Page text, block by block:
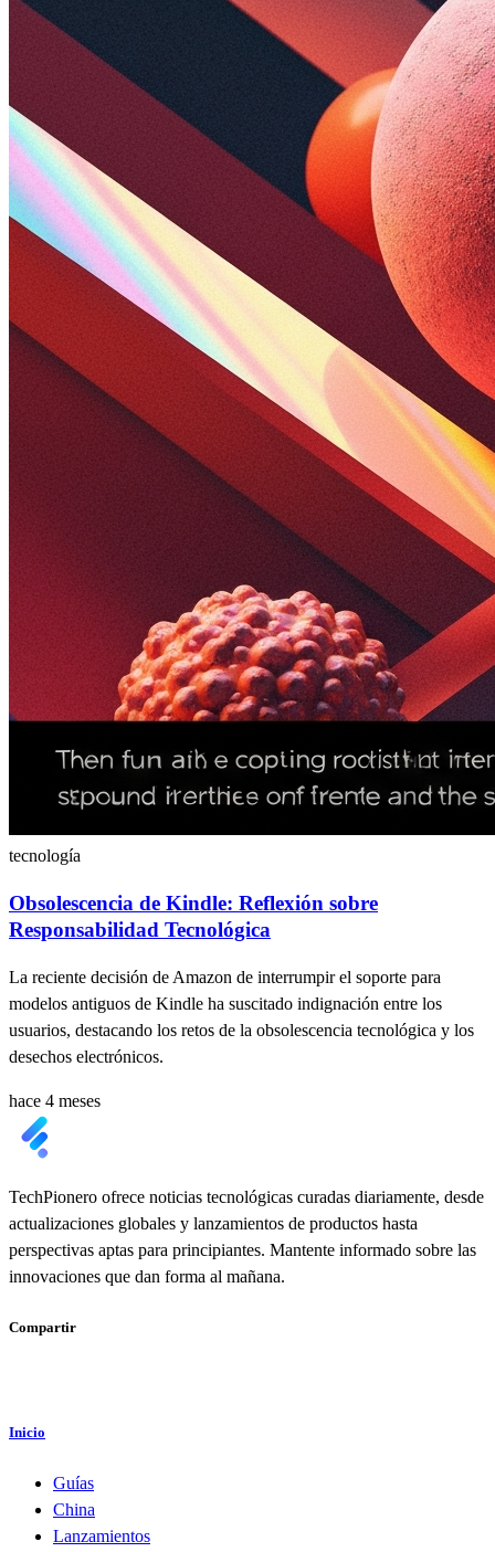
tecnología
Obsolescencia de Kindle: Reflexión sobre
Responsabilidad Tecnológica
La reciente decisión de Amazon de interrumpir el soporte para
modelos antiguos de Kindle ha suscitado indignación entre los
usuarios, destacando los retos de la obsolescencia tecnológica y los
desechos electrónicos.
hace 4 meses
TechPionero ofrece noticias tecnológicas curadas diariamente, desde
actualizaciones globales y lanzamientos de productos hasta
perspectivas aptas para principiantes. Mantente informado sobre las
innovaciones que dan forma al mañana.
Compartir
Inicio
Guías
China
Lanzamientos